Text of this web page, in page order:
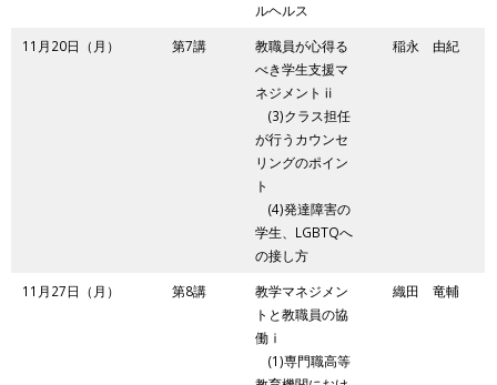
ルヘルス
11月20日（月） 第7講
教職員が心得る
べき学生支援マ
ネジメントⅱ
(3)クラス担任
が行うカウンセ
リングのポイン
ト
(4)発達障害の
学生、LGBTQへ
の接し方
稲永 由紀
11月27日（月） 第8講
教学マネジメン
トと教職員の協
働ⅰ
(1)専門職高等
織田 竜輔